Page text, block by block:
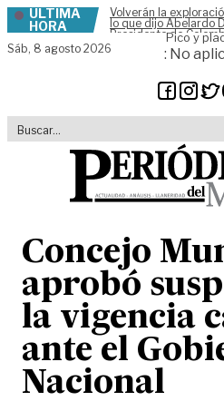
Skip to content
ÚLTIMA
HORA
Volverán la
lo que dijo Abelardo
Presidente de
Sáb, 8 agosto 2026
Pico y
: No
Concejo
aprobó
la vigencia
ante el
Nacional